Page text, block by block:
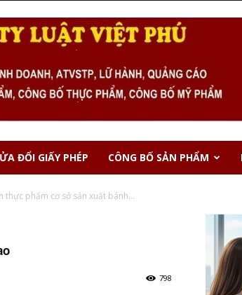
ĐỔI GIẤY PHÉP CÔNG BỐ SẢN PHẨM
thực phẩm cơ sở sản xuất bánh...
798